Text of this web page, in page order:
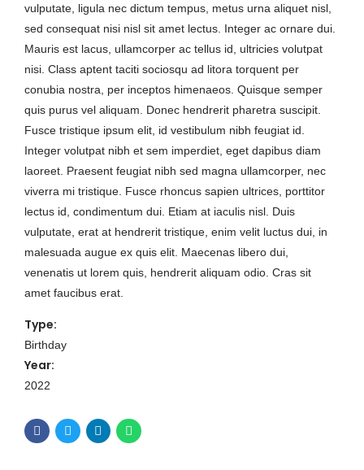
vulputate, ligula nec dictum tempus, metus urna aliquet nisl,
sed consequat nisi nisl sit amet lectus. Integer ac ornare dui.
Mauris est lacus, ullamcorper ac tellus id, ultricies volutpat
nisi. Class aptent taciti sociosqu ad litora torquent per
conubia nostra, per inceptos himenaeos. Quisque semper
quis purus vel aliquam. Donec hendrerit pharetra suscipit.
Fusce tristique ipsum elit, id vestibulum nibh feugiat id.
Integer volutpat nibh et sem imperdiet, eget dapibus diam
laoreet. Praesent feugiat nibh sed magna ullamcorper, nec
viverra mi tristique. Fusce rhoncus sapien ultrices, porttitor
lectus id, condimentum dui. Etiam at iaculis nisl. Duis
vulputate, erat at hendrerit tristique, enim velit luctus dui, in
malesuada augue ex quis elit. Maecenas libero dui,
venenatis ut lorem quis, hendrerit aliquam odio. Cras sit
amet faucibus erat.
Type:
Birthday
Year:
2022